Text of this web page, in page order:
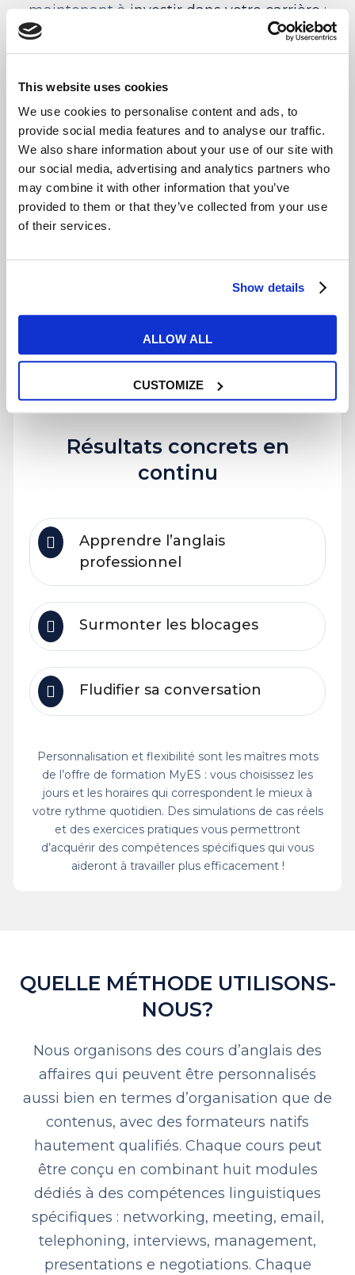
This website uses cookies
We use cookies to personalise content and ads, to
provide social media features and to analyse our traffic.
We also share information about your use of our site with
our social media, advertising and analytics partners who
may combine it with other information that you’ve
provided to them or that they’ve collected from your use
of their services.
Show details
ALLOW ALL
CUSTOMIZE
maintenant àinvestir dans votre carrière:
préparez-vous à passer des entretiens
d’embauche en anglais et à rendre votre
CV encore plus international avec le cours
d’anglais des affaires de My English School
!
Résultats concrets en
continu
Apprendre l’anglais
professionnel
Surmonter les blocages
Fludifier sa conversation
Personnalisation et flexibilité sont les maîtres mots
de l’offre de formation MyES : vous choisissez les
jours et les horaires qui correspondent le mieux à
votre rythme quotidien. Des simulations de cas réels
et des exercices pratiques vous permettront
d’acquérir des compétences spécifiques qui vous
aideront à travailler plus efficacement !
QUELLE MÉTHODE UTILISONS-
NOUS?
Nous organisons des cours d’anglais des
affaires qui peuvent être personnalisés
aussi bien en termes d’organisation que de
contenus, avec des formateurs natifs
hautement qualifiés. Chaque cours peut
être conçu en combinant huit modules
dédiés à des compétences linguistiques
spécifiques : networking, meeting, email,
telephoning, interviews, management,
presentations e negotiations. Chaque